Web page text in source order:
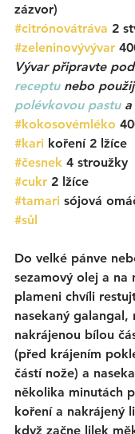
zázvor)
#citrónovátráva 2
#zeleninovývývar
Vývar připravte
receptu nebo
polévkovou pastu a
#kokosovémléko
#kari koření 2 lžíce
#česnek 4 stroužky
#cukr 2 lžíce
#tamari sójová
#sůl
Do velké pánve
sezamový olej a na
plameni chvíli
nasekaný galangal,
nakrájenou bílou
(před krájením
částí nože) a
několika minutách
koření a nakrájený
když začne lilek